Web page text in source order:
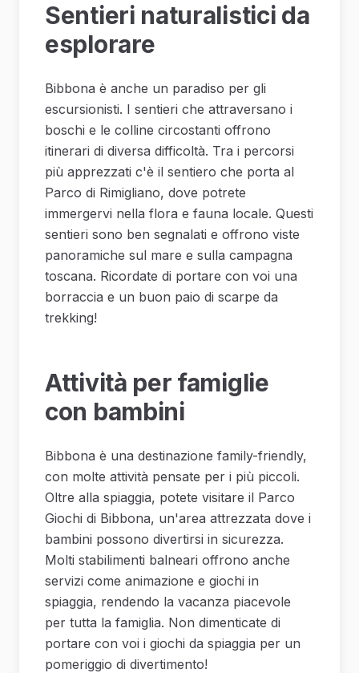
Sentieri naturalistici da
esplorare
Bibbona è anche un paradiso per gli
escursionisti. I sentieri che attraversano i
boschi e le colline circostanti offrono
itinerari di diversa difficoltà. Tra i percorsi
più apprezzati c'è il sentiero che porta al
Parco di Rimigliano, dove potrete
immergervi nella flora e fauna locale. Questi
sentieri sono ben segnalati e offrono viste
panoramiche sul mare e sulla campagna
toscana. Ricordate di portare con voi una
borraccia e un buon paio di scarpe da
trekking!
Attività per famiglie
con bambini
Bibbona è una destinazione family-friendly,
con molte attività pensate per i più piccoli.
Oltre alla spiaggia, potete visitare il Parco
Giochi di Bibbona, un'area attrezzata dove i
bambini possono divertirsi in sicurezza.
Molti stabilimenti balneari offrono anche
servizi come animazione e giochi in
spiaggia, rendendo la vacanza piacevole
per tutta la famiglia. Non dimenticate di
portare con voi i giochi da spiaggia per un
pomeriggio di divertimento!